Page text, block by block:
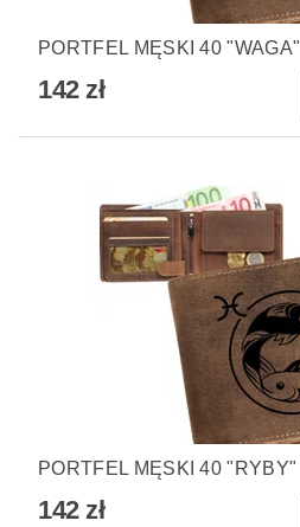
PORTFEL MĘSKI 40 "WAGA"
142 zł
PORTFEL MĘSKI 40 "RYBY"
142 zł